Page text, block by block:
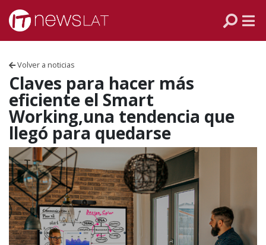
Skip to content
Volver a noticias
Claves para hacer más
eficiente el Smart
Working,una tendencia que
llegó para quedarse
ECUADOR
PERÚ
CHILE
ARGENTINA
MÉXICO